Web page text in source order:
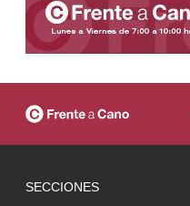
SECCIONES